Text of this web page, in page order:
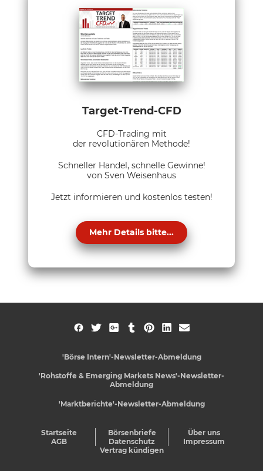
Target-Trend-CFD
CFD-Trading mit
der revolutionären Methode!
Schneller Handel, schnelle Gewinne!
von Sven Weisenhaus
Jetzt informieren und kostenlos testen!
Mehr Details bitte...
'Börse Intern'-Newsletter-Abmeldung
'Rohstoffe & Emerging Markets News'-Newsletter-
Abmeldung
'Marktberichte'-Newsletter-Abmeldung
Startseite Börsenbriefe
Über uns
AGB
Datenschutz
Impressum
Vertrag kündigen